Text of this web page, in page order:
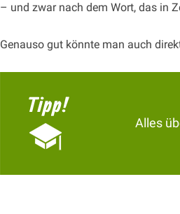
– und zwar nach dem Wort, das in
Genauso gut könnte man auch
Alles